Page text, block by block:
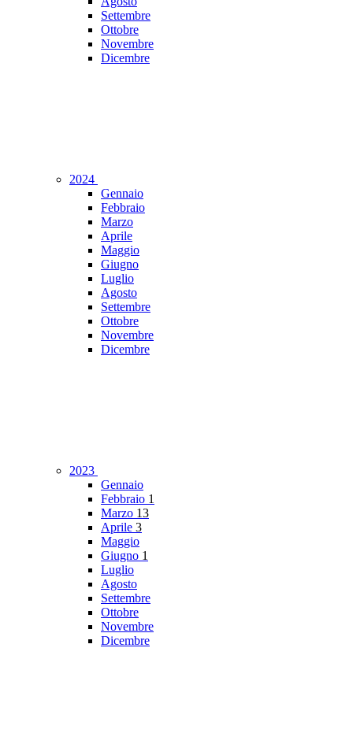
Settembre
Ottobre
Novembre
Dicembre
2024
Gennaio
Febbraio
Marzo
Aprile
Maggio
Giugno
Luglio
Agosto
Settembre
Ottobre
Novembre
Dicembre
2023
Gennaio
Febbraio 1
Marzo 13
Aprile 3
Maggio
Giugno 1
Luglio
Agosto
Settembre
Ottobre
Novembre
Dicembre